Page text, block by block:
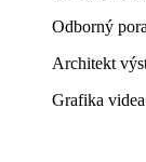
Odborný
Architekt
Grafika